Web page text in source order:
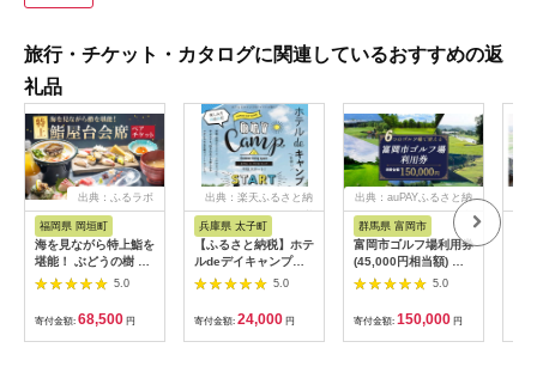
旅行・チケット・カタログに関連しているおすすめの返
礼品
出典：ふるラボ
福岡県 岡垣町
海を見ながら特上鮨を
堪能！ ぶどうの樹 鮨
屋台ペア お食事券 海
鮮 海 屋台 食事 ペア
福岡県 岡垣町
5.0
寄付金額: 68,500 円
出典：楽天ふるさと納
税
兵庫県 太子町
【ふるさと納税】ホテ
ルdeデイキャンプ体
験チケット
【1364991】
5.0
寄付金額: 24,000 円
出典：auPAYふるさと納
群馬県 富岡市
富岡市ゴルフ場利用券
(45,000円相当額) ゴ
ルフ チケット 平日 土
日 祝日 プレー券 関東
群馬県 首都圏 F20E-
382
5.0
寄付金額: 150,000 円